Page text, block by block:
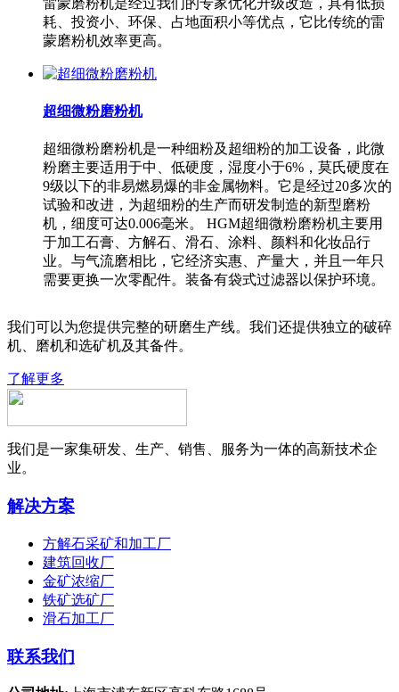
耗、投资小、环保、占地面积小等优点，它比传统的雷
蒙磨粉机效率更高。
超细微粉磨粉机
超细微粉磨粉机是一种细粉及超细粉的加工设备，此微
粉磨主要适用于中、低硬度，湿度小于6%，莫氏硬度在
9级以下的非易燃易爆的非金属物料。它是经过20多次的
试验和改进，为超细粉的生产而研发制造的新型磨粉
机，细度可达0.006毫米。 HGM超细微粉磨粉机主要用
于加工石膏、方解石、滑石、涂料、颜料和化妆品行
业。与气流磨相比，它经济实惠、产量大，并且一年只
需要更换一次零配件。装备有袋式过滤器以保护环境。
我们可以为您提供完整的研磨生产线。我们还提供独立的破碎
机、磨机和选矿机及其备件。
了解更多
我们是一家集研发、生产、销售、服务为一体的高新技术企
业。
解决方案
方解石采矿和加工厂
建筑回收厂
金矿浓缩厂
铁矿选矿厂
滑石加工厂
联系我们